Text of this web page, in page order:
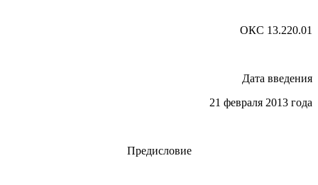
ОКС 13.220.01
Дата введения
21 февраля 2013 года
Предисловие